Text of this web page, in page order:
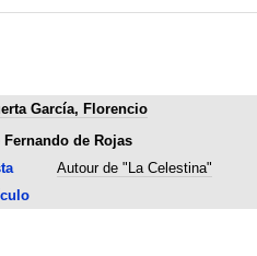
García, Florencio
de Rojas
Autour de "La Celestina"